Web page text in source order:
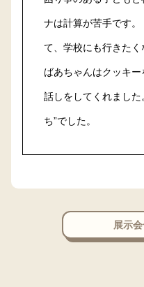
ナは計算が苦手です
て、学校にも行きた
ばあちゃんはクッキ
話しをしてくれました
ち”でした。
展示